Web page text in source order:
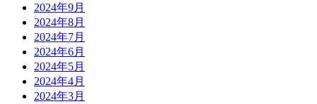
2024年9月
2024年8月
2024年7月
2024年6月
2024年5月
2024年4月
2024年3月